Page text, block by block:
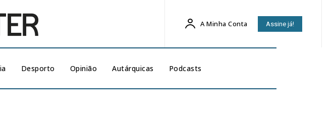
A Minha Conta Assine já!
Desporto Opinião Autárquicas Podcasts